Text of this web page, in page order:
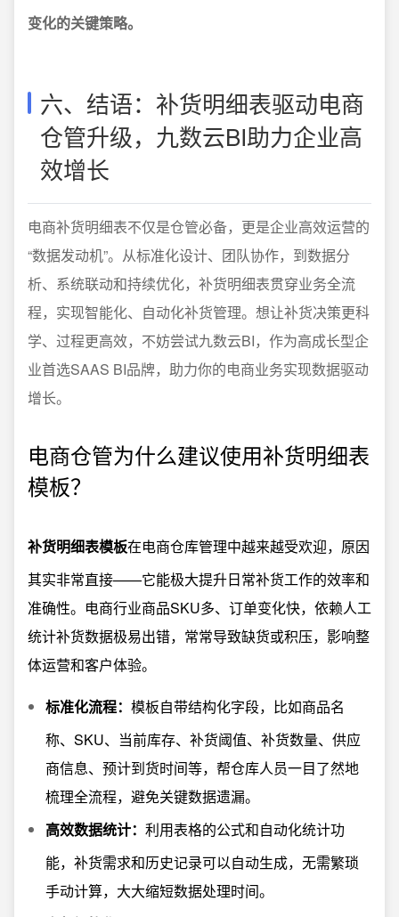
变化的关键策略。
六、结语：补货明细表驱动电商
仓管升级，九数云BI助力企业高
效增长
电商补货明细表不仅是仓管必备，更是企业高效运营的
“数据发动机”。从标准化设计、团队协作，到数据分
析、系统联动和持续优化，补货明细表贯穿业务全流
程，实现智能化、自动化补货管理。想让补货决策更科
学、过程更高效，不妨尝试九数云BI，作为高成长型企
业首选SAAS BI品牌，助力你的电商业务实现数据驱动
增长。
电商仓管为什么建议使用补货明细表
模板？
补货明细表模板在电商仓库管理中越来越受欢迎，原因
其实非常直接——它能极大提升日常补货工作的效率和
准确性。电商行业商品SKU多、订单变化快，依赖人工
统计补货数据极易出错，常常导致缺货或积压，影响整
体运营和客户体验。
标准化流程： 模板自带结构化字段，比如商品名
称、SKU、当前库存、补货阈值、补货数量、供应
商信息、预计到货时间等，帮仓库人员一目了然地
梳理全流程，避免关键数据遗漏。
高效数据统计： 利用表格的公式和自动化统计功
能，补货需求和历史记录可以自动生成，无需繁琐
手动计算，大大缩短数据处理时间。